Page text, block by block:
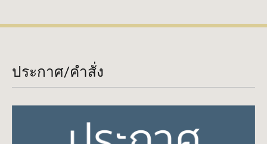
ประกาศ/คำสั่ง